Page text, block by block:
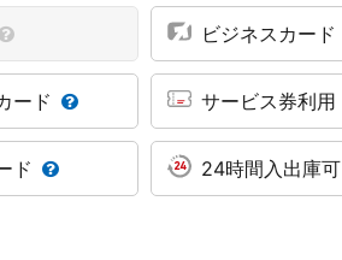
ビジネスカード
ード サービス券利用
ド 24時間入出庫可